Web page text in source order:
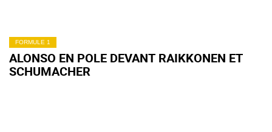
FORMULE 1
ALONSO EN POLE DEVANT RAIKKONEN ET
SCHUMACHER